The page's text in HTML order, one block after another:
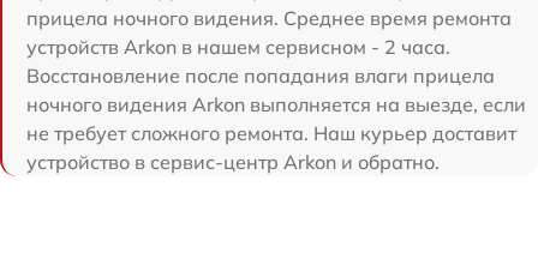
прицела ночного видения. Среднее время ремонта
устройств Arkon в нашем сервисном - 2 часа.
Восстановление после попадания влаги прицела
ночного видения Arkon выполняется на выезде, если
не требует сложного ремонта. Наш курьер доставит
устройство в сервис-центр Arkon и обратно.